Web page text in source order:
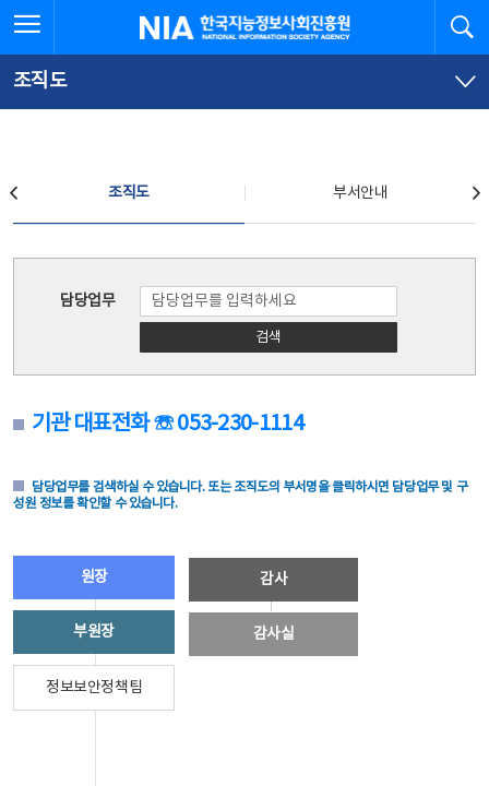
문
로
가
체
뉴
바
가
한국지능정보사회진흥원
조직도
조직도 부서안내
담당업무
검색
기관 대표전화 ☏ 053-230-1114
담당업무를 검색하실 수 있습니다. 또는 조직도의 부서명을 클릭하시면 담당업무 및 구
성원 정보를 확인할 수 있습니다.
원장
부원장
정보보안정책팀
감사
감사실